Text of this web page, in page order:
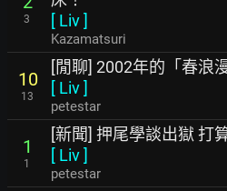
3
[ Liv]
Kazamatsuri
10
13
[閒聊] 2002年的「春浪漫
[ Liv]
petestar
1
1
[新聞] 押尾學談出獄 打
[ Liv]
petestar